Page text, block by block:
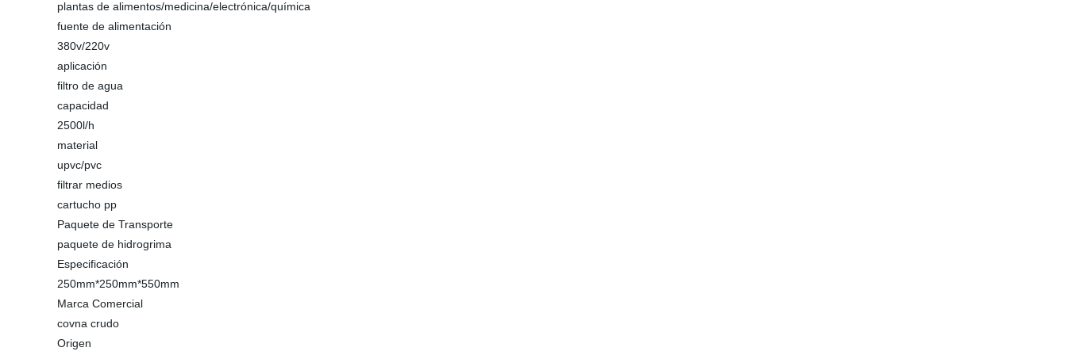
plantas de alimentos/medicina/electrónica/química
fuente de alimentación
380v/220v
aplicación
filtro de agua
capacidad
2500l/h
material
upvc/pvc
filtrar medios
cartucho pp
Paquete de Transporte
paquete de hidrogrima
Especificación
250mm*250mm*550mm
Marca Comercial
covna crudo
Origen